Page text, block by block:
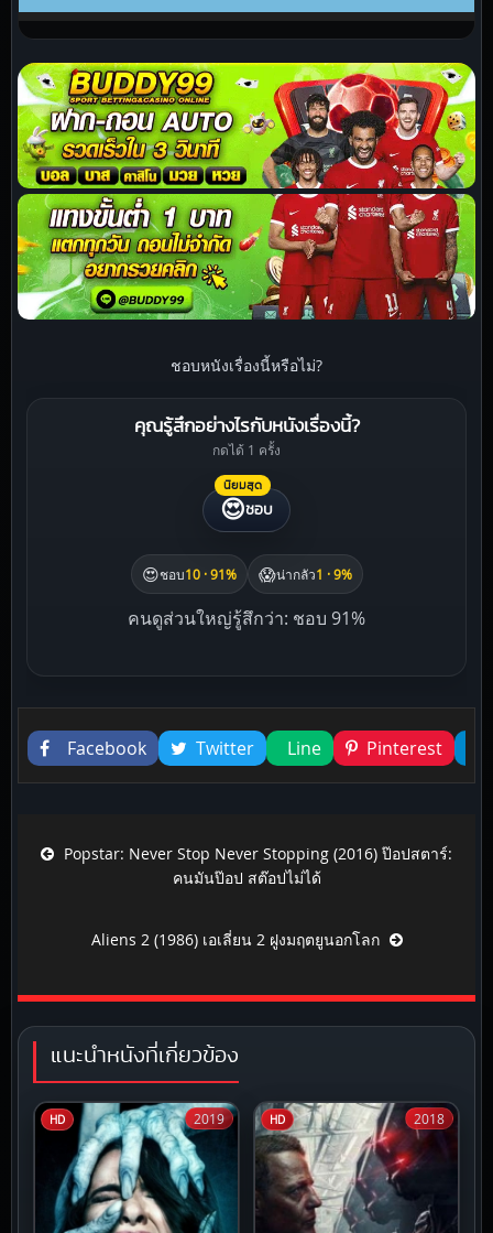
ชอบหนังเรื่องนี้หรือไม่?
คุณรู้สึกอย่างไรกับหนังเรื่องนี้?
กดได้ 1 ครั้ง
นิยมสุด
😍ชอบ
😍ชอบ10 · 91% 😱น่ากลัว1 · 9%
คนดูส่วนใหญ่รู้สึกว่า: ชอบ 91%
Liked this
Facebook
Twitter Line Pinterest
Post navigation
Popstar: Never Stop Never Stopping (2016) ป๊อปสตาร์:
คนมันป๊อป สต๊อปไม่ได้
Aliens 2 (1986) เอเลี่ยน 2 ฝูงมฤตยูนอกโลก
แนะนำหนังที่เกี่ยวข้อง
HD 2019 HD 2018